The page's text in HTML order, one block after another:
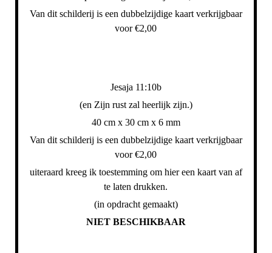
Van dit schilderij is een dubbelzijdige kaart verkrijgbaar
voor €2,00
Jesaja 11:10b
(en Zijn rust zal heerlijk zijn.)
40 cm x 30 cm x 6 mm
Van dit schilderij is een dubbelzijdige kaart verkrijgbaar
voor €2,00
uiteraard kreeg ik toestemming om hier een kaart van af
te laten drukken.
(in opdracht gemaakt)
NIET BESCHIKBAAR